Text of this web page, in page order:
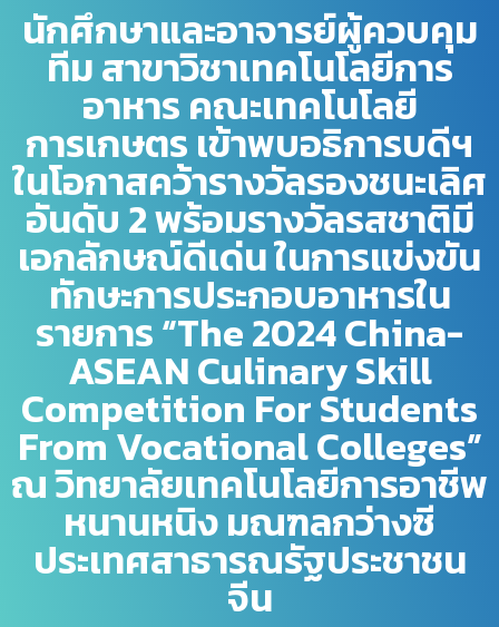
นักศึกษาและอาจารย์ผู้ควบคุม
ทีม สาขาวิชาเทคโนโลยีการ
อาหาร คณะเทคโนโลยี
การเกษตร เข้าพบอธิการบดีฯ
ในโอกาสคว้ารางวัลรองชนะเลิศ
อันดับ 2 พร้อมรางวัลรสชาติมี
เอกลักษณ์ดีเด่น ในการแข่งขัน
ทักษะการประกอบอาหารใน
รายการ “The 2024 China-
ASEAN Culinary Skill
Competition For Students
From Vocational Colleges”
ณ วิทยาลัยเทคโนโลยีการอาชีพ
หนานหนิง มณฑลกว่างซี
ประเทศสาธารณรัฐประชาชน
จีน